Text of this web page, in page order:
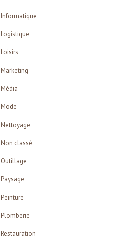
Informatique
Logistique
Loisirs
Marketing
Média
Mode
Nettoyage
Non classé
Outillage
Paysage
Peinture
Plomberie
Restauration